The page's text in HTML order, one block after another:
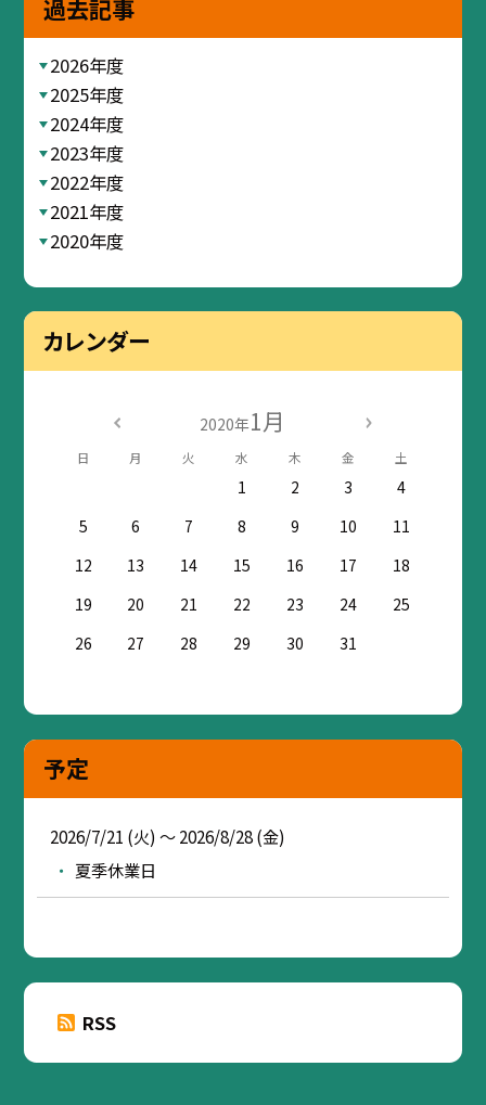
過去記事
2026年度
2025年度
2024年度
2023年度
2022年度
2021年度
2020年度
カレンダー
2020年1月
日 月 火 水 木 金 土
1 2 3
4
5
6 7 8 9 10
11
12
13 14 15 16 17
18
19
20 21 22 23 24
25
26
27 28 29 30 31
予定
2026/7/21 (火) ～ 2026/8/28 (金)
夏季休業日
RSS